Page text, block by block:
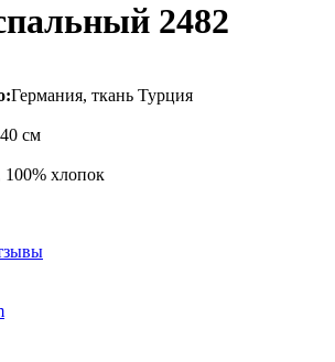
2482
Германия, ткань Турция
см
хлопок